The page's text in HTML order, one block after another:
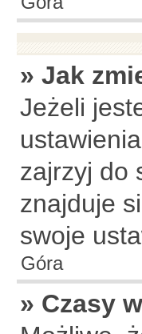
» Jak
Jeżeli
zajrzyj do
znajduje
swoje
Góra
» Czasy